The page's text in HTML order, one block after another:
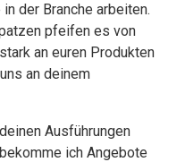
der Branche arbeiten.
pfeifen es von
an euren Produkten
an deinem
Ausführungen
ich Angebote